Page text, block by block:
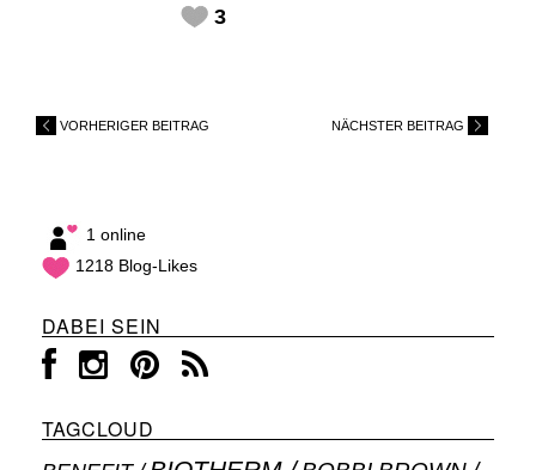
3
VORHERIGER BEITRAG NÄCHSTER BEITRAG
1 online
1218 Blog-Likes
DABEI SEIN
TAGCLOUD